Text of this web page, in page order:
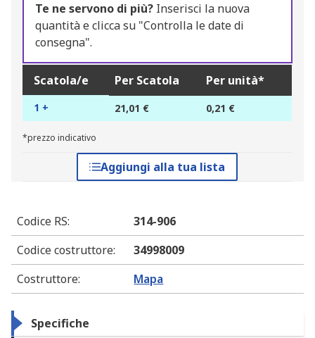
Te ne servono di più? Inserisci la nuova
quantità e clicca su "Controlla le date di
consegna".
Scatola/e Per Scatola Per unità*
1 + 21,01 € 0,21 €
*prezzo indicativo
Aggiungi alla tua lista
Codice RS:
314-906
Codice costruttore:
34998009
Costruttore: Mapa
Specifiche